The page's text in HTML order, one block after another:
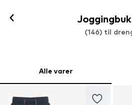
(146) til
Alle varer